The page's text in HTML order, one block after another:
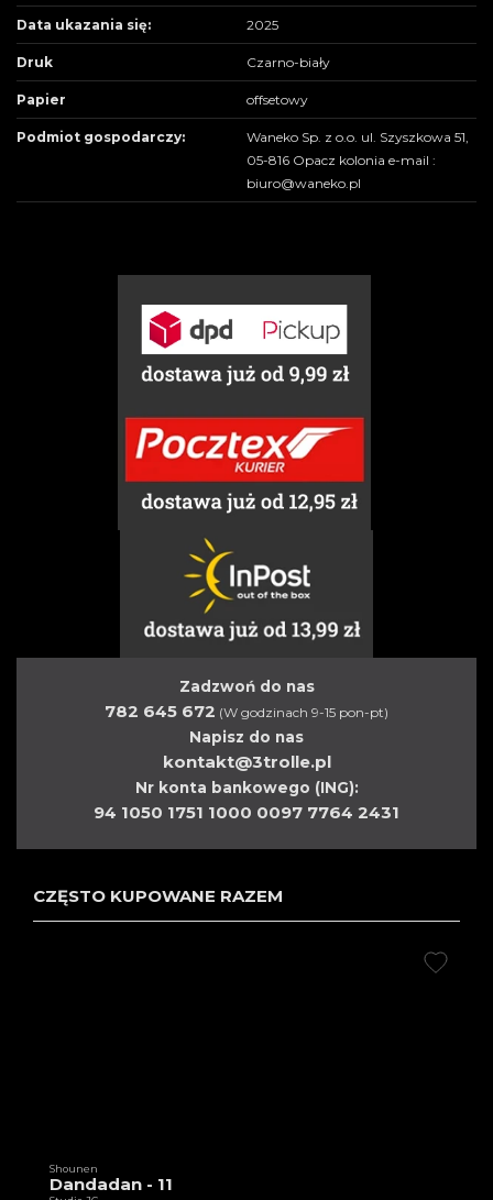
Data ukazania się: 2025
Druk Czarno-biały
Papier offsetowy
Podmiot gospodarczy:
Waneko Sp. z o.o. ul. Szyszkowa 51,
05-816 Opacz kolonia e-mail :
biuro@waneko.pl
Zadzwoń do nas
782 645 672 (W godzinach 9-15 pon-pt)
Napisz do nas
kontakt@3trolle.pl
Nr konta bankowego (ING):
94 1050 1751 1000 0097 7764 2431
CZĘSTO KUPOWANE RAZEM
Shounen
Dandadan - 11